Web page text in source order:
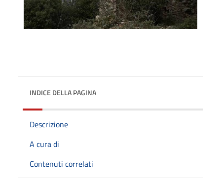
INDICE DELLA PAGINA
Descrizione
A cura di
Contenuti correlati